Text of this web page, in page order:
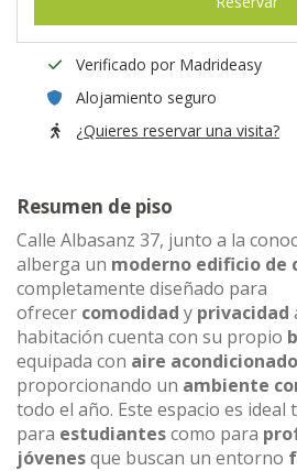
Verificado por Madrideasy
Alojamiento seguro
¿Quieres reservar una visita?
Resumen de piso
Calle Albasanz 37, junto a la
alberga un moderno edificio de
completamente diseñado para
ofrecer comodidad y privacidad
habitación cuenta con su propio
equipada con aire
proporcionando un ambiente
todo el año. Este espacio es ideal
para estudiantescomo para
jóvenesque buscan un entorno